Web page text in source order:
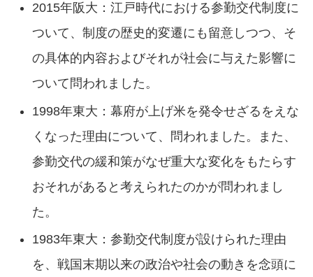
2015年阪大：江戸時代における参勤交代制度に
ついて、制度の歴史的変遷にも留意しつつ、そ
の具体的内容およびそれが社会に与えた影響に
ついて問われました。
1998年東大：幕府が上げ米を発令せざるをえな
くなった理由について、問われました。また、
参勤交代の緩和策がなぜ重大な変化をもたらす
おそれがあると考えられたのかが問われまし
た。
1983年東大：参勤交代制度が設けられた理由
を、戦国末期以来の政治や社会の動きを念頭に